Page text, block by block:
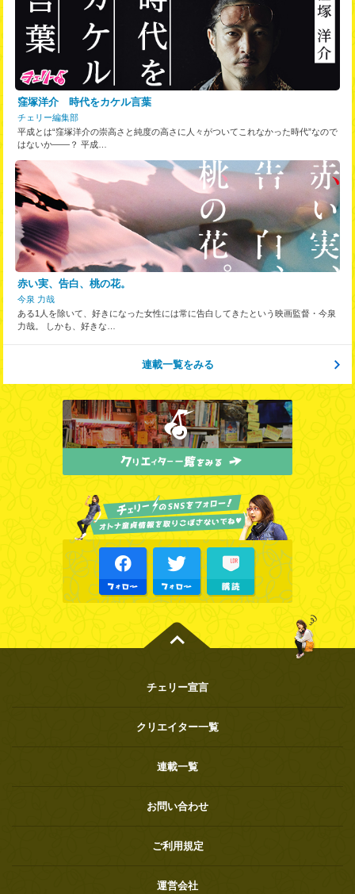
窪塚洋介 時代をカケル言葉
チェリー編集部
平成とは“窪塚洋介の崇高さと純度の高さに人々がついてこれなかった時代”なので
はないか――？ 平成…
赤い実、告白、桃の花。
今泉 力哉
ある1人を除いて、好きになった女性には常に告白してきたという映画監督・今泉
力哉。 しかも、好きな…
連載一覧をみる
チェリー宣言
クリエイター一覧
連載一覧
お問い合わせ
ご利用規定
運営会社